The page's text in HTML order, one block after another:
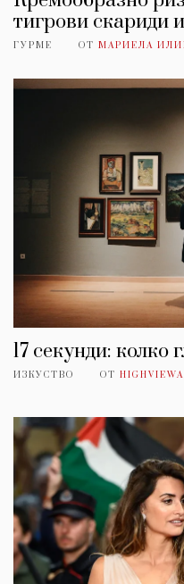
тигрови скариди
ГУРМЕ ОТ МАРИЕЛА
17 секунди: колко
ИЗКУСТВО ОТ